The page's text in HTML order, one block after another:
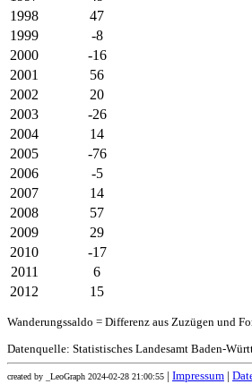
1998
47
1999
-8
2000
-16
2001
56
2002
20
2003
-26
2004
14
2005
-76
2006
-5
2007
14
2008
57
2009
29
2010
-17
2011
6
2012
15
Wanderungssaldo = Differenz aus Zuzügen und
Datenquelle: Statistisches Landesamt Baden-
created by _LeoGraph 2024-02-28 21:00:55 Impressum